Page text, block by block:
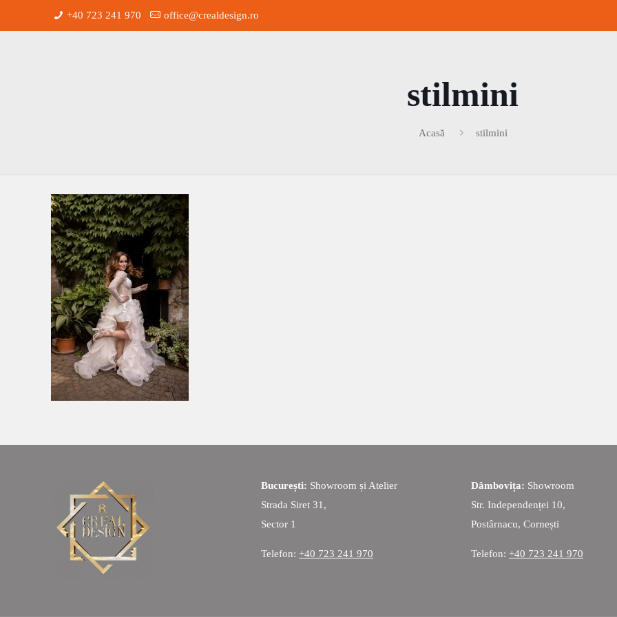
+40 723 241 970 office@crealdesign.ro
stilmini
Acasă stilmini
București: Showroom și Atelier
Strada Siret 31,
Sector 1
Telefon: +40 723 241 970
Dâmbovița: Showroom
Str. Independenței 10,
Postârnacu, Cornești
Telefon: +40 723 241 970